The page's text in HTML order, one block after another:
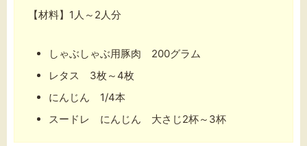
【材料】1人～2人分
しゃぶしゃぶ用豚肉 200グラム
レタス 3枚～4枚
にんじん 1/4本
スードレ にんじん 大さじ2杯～3杯